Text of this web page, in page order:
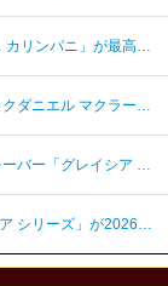
「厚岸シングルモルトジャパニーズウイスキー 花ぐはし カリンパニ」が最高金賞、ジャパングランプリ受賞
テネシーウイスキーの代名詞 ジャックダニエル「ジャックダニエル マクラーレン2026ラベル」を数量限定発売
AUDREY｜看板商品「グレイシア」にチョコミントフレーバー「グレイシア チョコミンティ」が新登場
ディアジオの新たな希少なウイスキーコレクション「レア シリーズ」が2026年7月7日（火）より日本発売